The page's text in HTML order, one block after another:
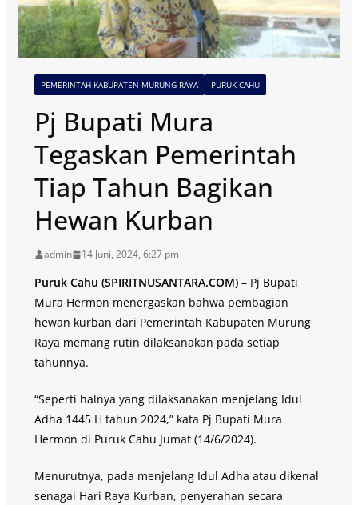
PEMERINTAH KABUPATEN MURUNG RAYA PURUK CAHU
Pj Bupati Mura
Tegaskan Pemerintah
Tiap Tahun Bagikan
Hewan Kurban
admin 14 Juni, 2024, 6:27 pm
Puruk Cahu (SPIRITNUSANTARA.COM)– Pj Bupati
Mura Hermon menergaskan bahwa pembagian
hewan kurban dari Pemerintah Kabupaten Murung
Raya memang rutin dilaksanakan pada setiap
tahunnya.
“Seperti halnya yang dilaksanakan menjelang Idul
Adha 1445 H tahun 2024,” kata Pj Bupati Mura
Hermon di Puruk Cahu Jumat (14/6/2024).
Menurutnya, pada menjelang Idul Adha atau dikenal
senagai Hari Raya Kurban, penyerahan secara